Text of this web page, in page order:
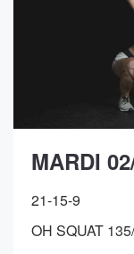
MARDI
21-15-9
OH SQUAT